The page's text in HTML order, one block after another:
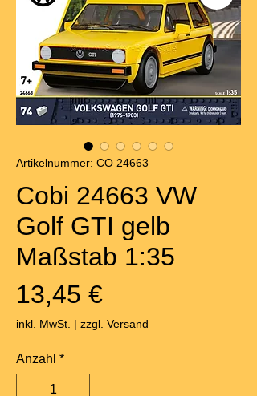
Artikelnummer: CO 24663
Cobi 24663 VW
Golf GTI gelb
Maßstab 1:35
13,45 €Preis
inkl. MwSt. | zzgl. Versand
Anzahl *